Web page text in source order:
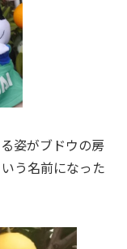
姿がブドウの房
う名前になった